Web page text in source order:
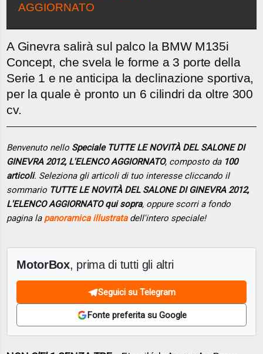
AGGIORNATO
A Ginevra salirà sul palco la BMW M135i
Concept, che svela le forme a 3 porte della
Serie 1 e ne anticipa la declinazione sportiva,
per la quale è pronto un 6 cilindri da oltre 300
cv.
Benvenuto nello Speciale TUTTE LE NOVITÀ DEL SALONE DI
GINEVRA 2012, L'ELENCO AGGIORNATO, composto da 100
articoli. Seleziona gli articoli di tuo interesse cliccando il
sommario TUTTE LE NOVITÀ DEL SALONE DI GINEVRA 2012,
L'ELENCO AGGIORNATO qui sopra, oppure scorri a fondo
pagina la panoramica illustratadell'intero speciale!
MotorBox, prima di tutti gli altri
Seguici su Telegram
Fonte preferita su Google